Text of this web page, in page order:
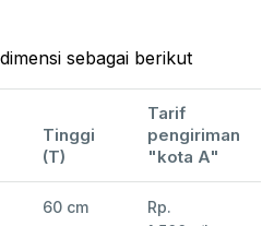
sebagai berikut
Tinggi
(T)
Tarif
pengiriman
"kota A"
60 cm
Rp.